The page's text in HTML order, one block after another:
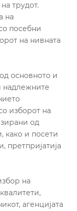
трудот.
на
посебни
на нивната
основното и
надлежните
изборот на
од
како и посети
на
агенцијата